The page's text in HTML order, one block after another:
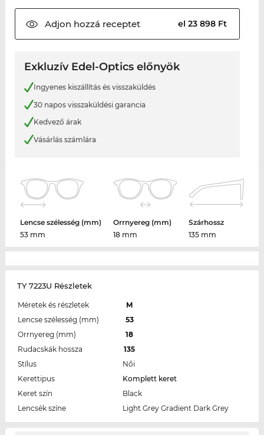
Adjon hozzá receptet el 23 898 Ft
Exkluzív Edel-Optics előnyök
Ingyenes kiszállítás és visszaküldés
30 napos visszaküldési garancia
Kedvező árak
Vásárlás számlára
Lencse szélesség (mm)
53 mm
Orrnyereg (mm)
18 mm
Szárhossz
135 mm
TY 7223U Részletek
Méretek és részletek
M
Lencse szélesség (mm)
53
Orrnyereg (mm)
18
Rudacskák hossza
135
Stílus
Női
Kerettipus
Komplett keret
Keret szín
Black
Lencsék színe
Light Grey Gradient Dark Grey